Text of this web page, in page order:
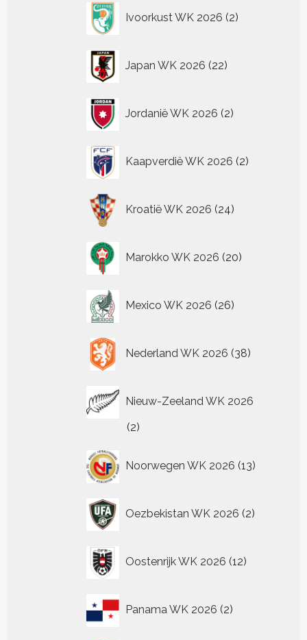
Ivoorkust WK 2026 2
producten
Japan WK 2026 22
producten
Jordanië WK 2026 2
producten
Kaapverdië WK 2026 2
producten
Kroatië WK 2026 24
producten
Marokko WK 2026 20
producten
Mexico WK 2026 26
producten
Nederland WK 2026 38
producten
Nieuw-Zeeland WK 2026
22
Noorwegen WK 2026 13
producten
Oezbekistan WK 2026 2
producten
Oostenrijk WK 2026 12
producten
Panama WK 2026 2
producten